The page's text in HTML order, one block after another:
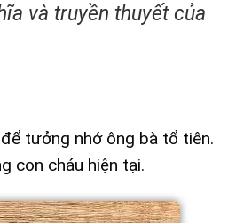
và truyền thuyết của
tưởng nhớ ông bà tổ tiên.
con cháu hiện tại.